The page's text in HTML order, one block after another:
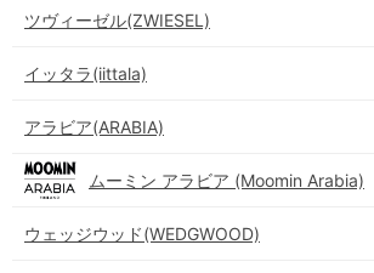
ツヴィーゼル(ZWIESEL)
イッタラ(iittala)
アラビア(ARABIA)
ムーミン アラビア (Moomin Arabia)
ウェッジウッド(WEDGWOOD)